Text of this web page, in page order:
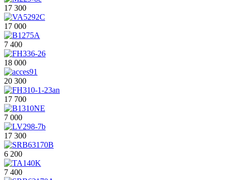
17 300
17 000
7 400
18 000
20 300
17 700
7 000
17 300
6 200
7 400